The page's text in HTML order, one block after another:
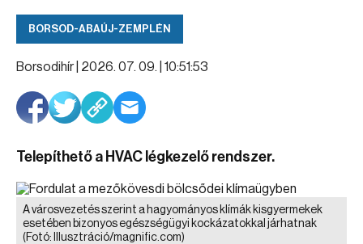
BORSOD-ABAÚJ-ZEMPLÉN
Borsodihír | 2026. 07. 09. | 10:51:53
Telepíthető a HVAC légkezelő rendszer.
A városvezetés szerint a hagyományos klímák kisgyermekek
esetében bizonyos egészségügyi kockázatokkal járhatnak
(Fotó: Illusztráció/magnific.com)